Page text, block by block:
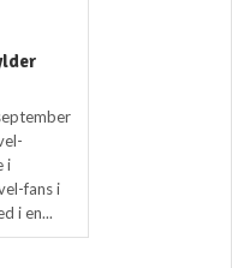
i
fans i
i en...